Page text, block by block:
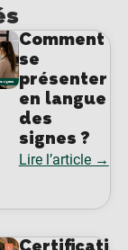
Comment
se
présenter
en langue
des
signes ?
Lire l’article →